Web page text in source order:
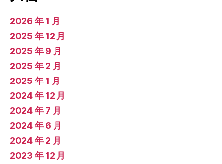
2026 年 1 月
2025 年 12 月
2025 年 9 月
2025 年 2 月
2025 年 1 月
2024 年 12 月
2024 年 7 月
2024 年 6 月
2024 年 2 月
2023 年 12 月